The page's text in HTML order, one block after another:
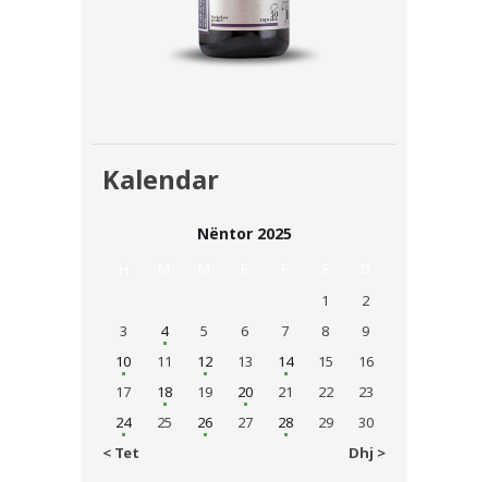
Kalendar
Nëntor 2025
« Tet Dhj »
1
2
3
4 5 6 7 8
9
10
11 12 13 14 15
16
17
18 19 20 21 22
23
24
25 26 27 28 29 30